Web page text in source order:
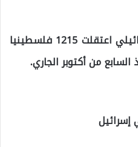
وأعلن أن قوات الاحتلال الإسرائيلي اعتقلت 1215 فلسطينيا
من أكتوبر الجاري.
إسرائيل